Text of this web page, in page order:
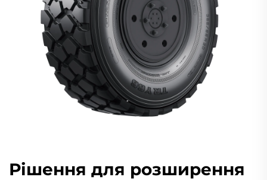
Рішення для розширення